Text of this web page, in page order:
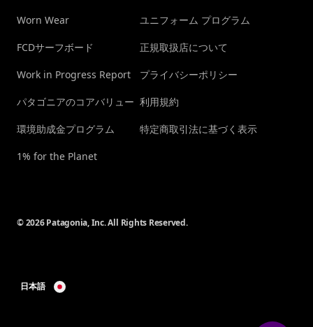
Worn Wear
FCDサーフボード
Work in Progress Report
パタゴニアのコアバリュー
環境助成金プログラム
1% for the Planet
ユニフォーム プログラム
正規取扱店について
プライバシーポリシー
利用規約
特定商取引法に基づく表示
© 2026 Patagonia, Inc. All Rights Reserved.
日本語